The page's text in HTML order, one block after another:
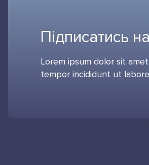
Підписатись
Lorem ipsum dolor sit
tempor incididunt ut